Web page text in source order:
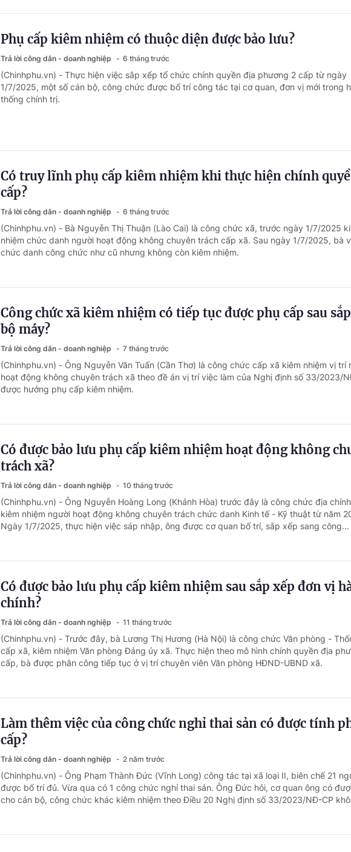
Phụ cấp kiêm nhiệm có thuộc diện được bảo lưu?
Trả lời công dân - doanh nghiệp 6 tháng trước
(Chinhphu.vn) - Thực hiện việc sắp xếp tổ chức chính quyền địa phương 2 cấp từ ngày
1/7/2025, một số cán bộ, công chức được bố trí công tác tại cơ quan, đơn vị mới trong
thống chính trị.
Có truy lĩnh phụ cấp kiêm nhiệm khi thực hiện chính
cấp?
Trả lời công dân - doanh nghiệp 6 tháng trước
(Chinhphu.vn) - Bà Nguyễn Thị Thuận (Lào Cai) là công chức xã, trước ngày 1/7/2025
nhiệm chức danh người hoạt động không chuyên trách cấp xã. Sau ngày 1/7/2025, bà
chức danh công chức như cũ nhưng không còn kiêm nhiệm.
Công chức xã kiêm nhiệm có tiếp tục được phụ cấp sau
bộ máy?
Trả lời công dân - doanh nghiệp 7 tháng trước
(Chinhphu.vn) - Ông Nguyễn Văn Tuấn (Cần Thơ) là công chức cấp xã kiêm nhiệm vị trí
hoạt động không chuyên trách xã theo đề án vị trí việc làm của Nghị định số 33/2023/
được hưởng phụ cấp kiêm nhiệm.
Có được bảo lưu phụ cấp kiêm nhiệm hoạt động không
trách xã?
Trả lời công dân - doanh nghiệp 10 tháng trước
(Chinhphu.vn) - Ông Nguyễn Hoàng Long (Khánh Hòa) trước đây là công chức địa
kiêm nhiệm người hoạt động không chuyên trách chức danh Kinh tế - Kỹ thuật từ năm
Ngày 1/7/2025, thực hiện việc sáp nhập, ông được cơ quan bố trí, sắp xếp sang công...
Có được bảo lưu phụ cấp kiêm nhiệm sau sắp xếp đơn vị
chính?
Trả lời công dân - doanh nghiệp 11 tháng trước
(Chinhphu.vn) - Trước đây, bà Lương Thị Hương (Hà Nội) là công chức Văn phòng -
cấp xã, kiêm nhiệm Văn phòng Đảng ủy xã. Thực hiện theo mô hình chính quyền địa
cấp, bà được phân công tiếp tục ở vị trí chuyên viên Văn phòng HĐND-UBND xã.
Làm thêm việc của công chức nghỉ thai sản có được tính
cấp?
Trả lời công dân - doanh nghiệp 2 năm trước
(Chinhphu.vn) - Ông Phạm Thành Đức (Vĩnh Long) công tác tại xã loại II, biên chế 21
được bố trí đủ. Vừa qua có 1 công chức nghỉ thai sản. Ông Đức hỏi, cơ quan ông có
cho cán bộ, công chức khác kiêm nhiệm theo Điều 20 Nghị định số 33/2023/NĐ-CP